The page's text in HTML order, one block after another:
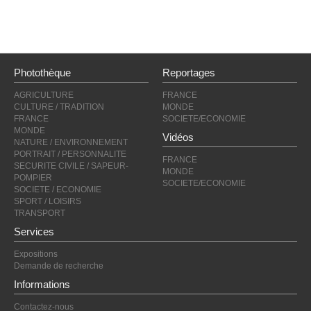
Photothèque
AGRICULTURE
CULTURE / TRADITION
FRANCE
MONDE
NATURE / ENVIRONNEMENT
PORTRAIT / PERSONNALITE
SECURITE CIVILE / SAPEUR-
POMPIER
SOCIETE / ECONOMIE
SPORT / LOISIRS
TRANSPORT
Reportages
FRANCE
MONDE
SOCIETE/ECONOMIE
Vidéos
FRANCE
MONDE
SOCIETE/ECONOMIE
Services
Expositions
Demande de recherche
Informations
Contactez-nous